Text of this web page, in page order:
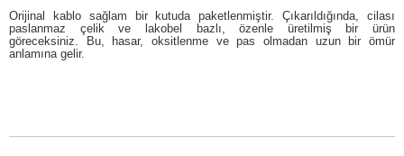
Orijinal kablo sağlam bir kutuda paketlenmiştir.
Çıkarıldığında, cilası
paslanmaz çelik ve lakobel bazlı, özenle üretilmiş bir ürün
göreceksiniz.
Bu, hasar, oksitlenme ve pas olmadan uzun bir ömür
anlamına gelir.